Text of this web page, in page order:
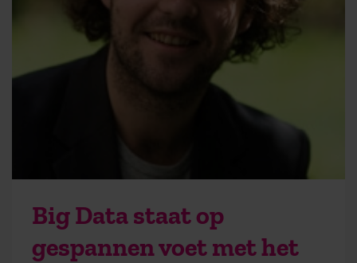
Big Data staat op
gespannen voet met het